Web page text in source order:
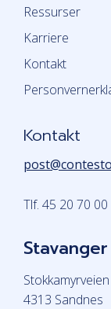
Ressurser
Karriere
Kontakt
Kontakt
Tlf. 45 20 70 00
Stavanger
4313 Sandnes